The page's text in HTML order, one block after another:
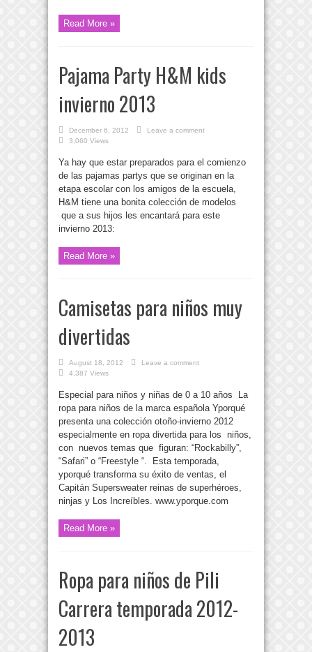
Read More »
Pajama Party H&M kids
invierno 2013
December 6, 2012
Leave a comment
3,060 Views
Ya hay que estar preparados para el comienzo
de las pajamas partys que se originan en la
etapa escolar con los amigos de la escuela,
H&M tiene una bonita colección de modelos
que a sus hijos les encantará para este
invierno 2013:
Read More »
Camisetas para niños muy
divertidas
August 18, 2012
Leave a comment
4,387 Views
Especial para niños y niñas de 0 a 10 años La
ropa para niños de la marca española Yporqué
presenta una colección otoño-invierno 2012
especialmente en ropa divertida para los niños,
con nuevos temas que figuran: “Rockabilly”,
“Safari” o “Freestyle “. Esta temporada,
yporqué transforma su éxito de ventas, el
Capitán Supersweater reinas de superhéroes,
ninjas y Los Increíbles. www.yporque.com
Read More »
Ropa para niños de Pili
Carrera temporada 2012-
2013